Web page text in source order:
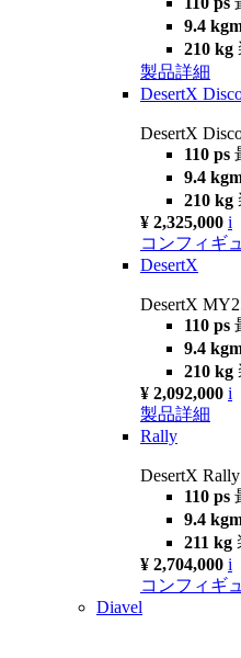
9.4
210 kg
製品詳細
DesertX
DesertX
110 ps
9.4
210 kg
¥ 2,325,000 i
コンフィギ
DesertX
DesertX
110 ps
9.4
210 kg
¥ 2,092,000 i
製品詳細
Rally
DesertX Rally
110 ps
9.4
211 kg
¥ 2,704,000 i
コンフィギ
Diavel